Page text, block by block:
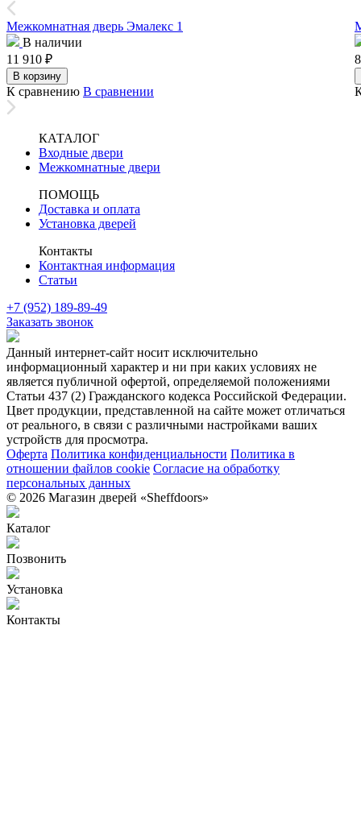
Межкомнатная дверь Эмалекс 1
В наличии
11 910 ₽
В корзину
К сравнению В сравнении
КАТАЛОГ
Входные двери
Межкомнатные двери
ПОМОЩЬ
Доставка и оплата
Установка дверей
Контакты
Контактная информация
Статьи
+7 (952) 189-89-49
Заказать звонок
Данный интернет-сайт носит исключительно
информационный характер и ни при каких условиях не
является публичной офертой, определяемой положениями
Статьи 437 (2) Гражданского кодекса Российской Федерации.
Цвет продукции, представленной на сайте может отличаться
от реального, в связи с различными настройками ваших
устройств для просмотра.
Оферта Политика конфиденциальности Политика в
отношении файлов cookie Согласие на обработку
персональных данных
© 2026 Магазин дверей «Sheffdoors»
Каталог
Позвонить
Установка
Контакты